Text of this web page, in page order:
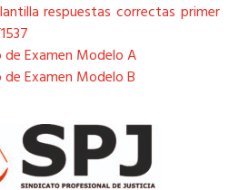
respuestas correctas primer
Examen Modelo A
Examen Modelo B